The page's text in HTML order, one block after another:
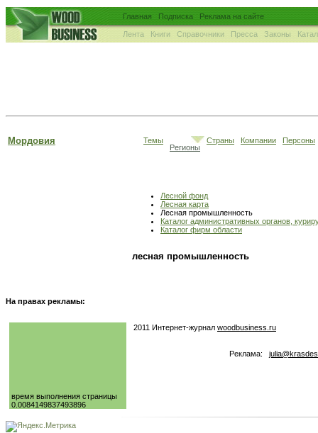
Главная Подписка Реклама на сайте
Лента Книги Справочники Пресса Законы
Мордовия
Темы
Регионы
Страны Компании Персоны
Лесной фонд
Лесная карта
Лесная промышленность
Каталог административных органов,
Каталог фирм области
лесная промышленность
На правах рекламы:
время выполнения страницы
0.0084149837493896
2011 Интернет-журнал woodbusiness.ru
Реклама: